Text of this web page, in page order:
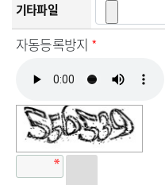
기타파일
자동등록방지 *